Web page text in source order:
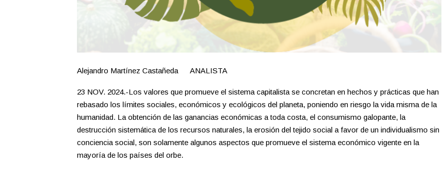
Alejandro Martínez Castañeda ANALISTA
23 NOV. 2024.-Los valores que promueve el sistema capitalista se concretan en hechos y prácticas que han
rebasado los límites sociales, económicos y ecológicos del planeta, poniendo en riesgo la vida misma de la
humanidad. La obtención de las ganancias económicas a toda costa, el consumismo galopante, la
destrucción sistemática de los recursos naturales, la erosión del tejido social a favor de un individualismo sin
conciencia social, son solamente algunos aspectos que promueve el sistema económico vigente en la
mayoría de los países del orbe.